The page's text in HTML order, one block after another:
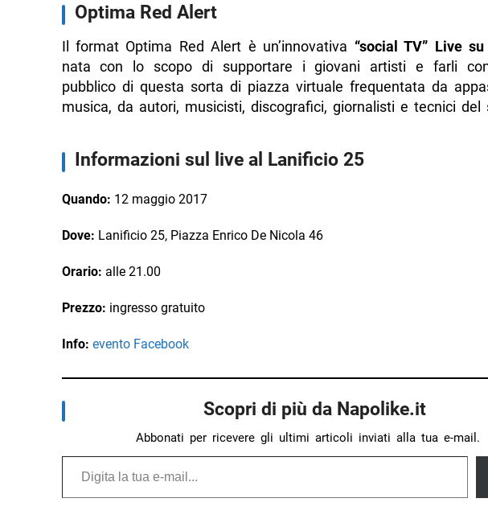
Optima Red Alert
Il format Optima Red Alert è un’innovativa “social TV” Live
nata con lo scopo di supportare i giovani artisti e farli
pubblico di questa sorta di piazza virtuale frequentata da
musica, da autori, musicisti, discografici, giornalisti e tecnici del
Informazioni sul live al Lanificio 25
Quando: 12 maggio 2017
Dove: Lanificio 25, Piazza Enrico De Nicola 46
Orario: alle 21.00
Prezzo: ingresso gratuito
Info: evento Facebook
Scopri di più da Napolike.it
Abbonati per ricevere gli ultimi articoli inviati alla tua e-mail.
Digita la tua e-mail...